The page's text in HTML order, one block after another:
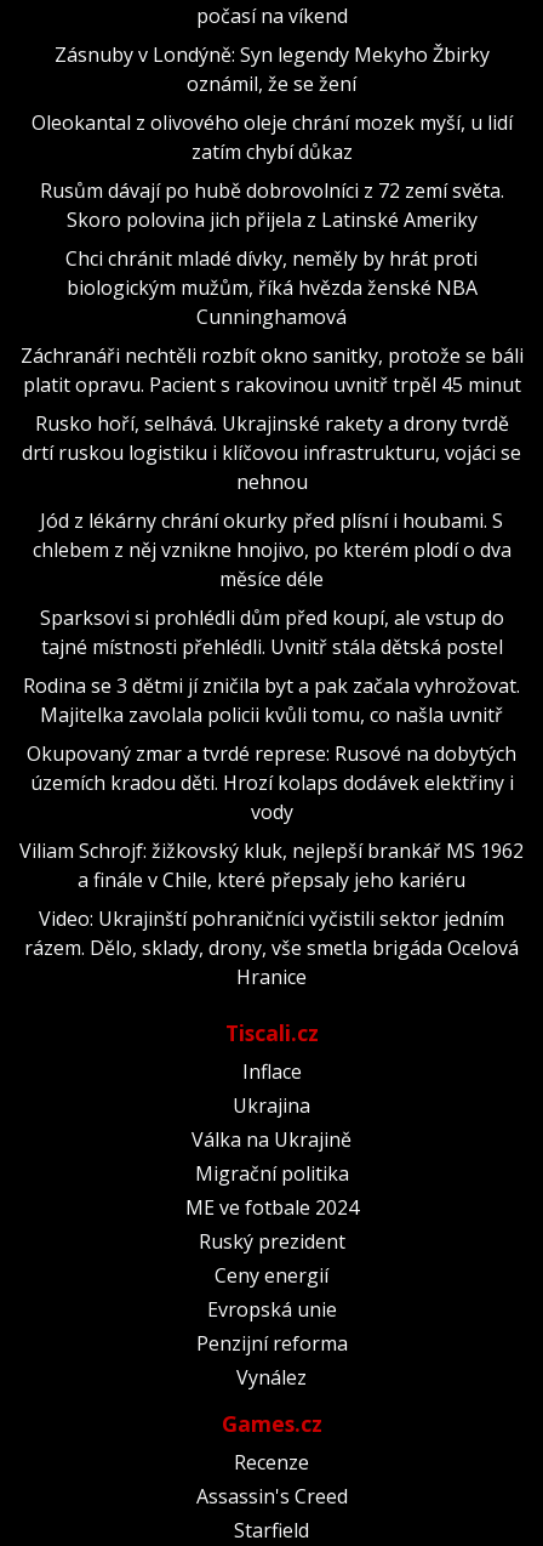
počasí na víkend
Zásnuby v Londýně: Syn legendy Mekyho Žbirky
oznámil, že se žení
Oleokantal z olivového oleje chrání mozek myší, u lidí
zatím chybí důkaz
Rusům dávají po hubě dobrovolníci z 72 zemí světa.
Skoro polovina jich přijela z Latinské Ameriky
Chci chránit mladé dívky, neměly by hrát proti
biologickým mužům, říká hvězda ženské NBA
Cunninghamová
Záchranáři nechtěli rozbít okno sanitky, protože se báli
platit opravu. Pacient s rakovinou uvnitř trpěl 45 minut
Rusko hoří, selhává. Ukrajinské rakety a drony tvrdě
drtí ruskou logistiku i klíčovou infrastrukturu, vojáci se
nehnou
Jód z lékárny chrání okurky před plísní i houbami. S
chlebem z něj vznikne hnojivo, po kterém plodí o dva
měsíce déle
Sparksovi si prohlédli dům před koupí, ale vstup do
tajné místnosti přehlédli. Uvnitř stála dětská postel
Rodina se 3 dětmi jí zničila byt a pak začala vyhrožovat.
Majitelka zavolala policii kvůli tomu, co našla uvnitř
Okupovaný zmar a tvrdé represe: Rusové na dobytých
územích kradou děti. Hrozí kolaps dodávek elektřiny i
vody
Viliam Schrojf: žižkovský kluk, nejlepší brankář MS 1962
a finále v Chile, které přepsaly jeho kariéru
Video: Ukrajinští pohraničníci vyčistili sektor jedním
rázem. Dělo, sklady, drony, vše smetla brigáda Ocelová
Hranice
Tiscali.cz
Inflace
Ukrajina
Válka na Ukrajině
Migrační politika
ME ve fotbale 2024
Ruský prezident
Ceny energií
Evropská unie
Penzijní reforma
Vynález
Games.cz
Recenze
Assassin's Creed
Starfield